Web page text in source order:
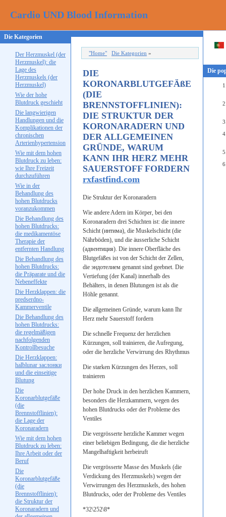
Cardio UND Blood Information
Die Kategorien
Der Herzmuskel (der
Herzmuskel): die
Lage des
Herzmuskels (der
Herzmuskel)
Wie der hohe
Blutdruck geschieht
Die langwierigen
Handlungen und die
Komplikationen der
chronischen
Arterienhypertension
Wie mit dem hohen
Blutdruck zu leben:
wie Ihre Freizeit
durchzuführen
Wie in der
Behandlung des
hohen Blutdrucks
voranzukommen
Die Behandlung des
hohen Blutdrucks:
die medikamentöse
Therapie der
entfernten Handlung
Die Behandlung des
hohen Blutdrucks:
die Präparate und die
Nebeneffekte
Die Herzklappen: die
predserdno-
Kammerventile
Die Behandlung des
hohen Blutdrucks:
die regelmäßigen
nachfolgenden
Kontrollbesuche
Die Herzklappen:
halblunar заслонки
und die einseitige
Blutung
Die
Koronarblutgefäße
(die
Brennstofflinien):
die Lage der
Koronaradern
Wie mit dem hohen
Blutdruck zu leben:
Ihre Arbeit oder der
Beruf
Die
Koronarblutgefäße
(die
Brennstofflinien):
die Struktur der
Koronaradern und
Die
"Home" Die Kategorien »
DIE
KORONARBLUTGEFÄßE
(DIE
BRENNSTOFFLINIEN):
DIE STRUKTUR DER
KORONARADERN UND
DER ALLGEMEINEN
GRÜNDE, WARUM
KANN IHR HERZ MEHR
SAUERSTOFF FORDERN
rxfastfind.com
Die Struktur der Koronaradern
Wie andere Adern im Körper, bei den
Koronaradern drei Schichten ist: die innere
Schicht (интима), die Muskelschicht (die
Nährböden), und die äusserliche Schicht
(адвентиция). Die innere Oberfläche des
Blutgefäßes ist von der Schicht der Zellen,
die эндотелием genannt sind geebnet. Die
Vertiefung (der Kanal) innerhalb des
Behälters, in denen Blutungen ist als die
Höhle genannt.
Die allgemeinen Gründe, warum kann Ihr
Herz mehr Sauerstoff fordern
Die schnelle Frequenz der herzlichen
Kürzungen, soll trainieren, die Aufregung,
oder die herzliche Verwirrung des Rhythmus
Die starken Kürzungen des Herzes, soll
trainieren
Der hohe Druck in den herzlichen Kammern,
besonders die Herzkammern, wegen des
hohen Blutdrucks oder der Probleme des
Ventiles
Die vergrösserte herzliche Kammer wegen
einer beliebigen Bedingung, die die herzliche
Mangelhaftigkeit herbeiruft
Die vergrösserte Masse des Muskels (die
Verdickung des Herzmuskels) wegen der
Verwirrungen des Herzmuskels, des hohen
Blutdrucks, oder der Probleme des Ventiles
*32\252\8*